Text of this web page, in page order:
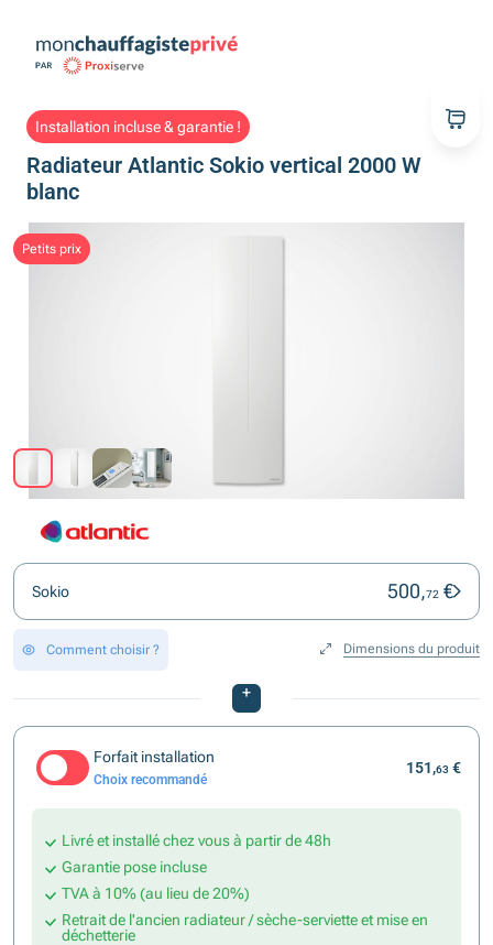
Installation incluse & garantie !
Radiateur Atlantic Sokio vertical 2000 W
blanc
Petits prix
Sokio 500,72 €
Comment choisir ? Dimensions du produit
+
Forfait installation
Choix recommandé
151,63 €
Livré et installé chez vous à partir de 48h
Garantie pose incluse
TVA à 10% (au lieu de 20%)
Retrait de l'ancien radiateur / sèche-serviette et mise en
déchetterie